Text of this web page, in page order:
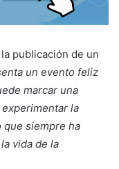
publicación de un
un evento feliz
marcar una
la
que siempre ha
vida de la